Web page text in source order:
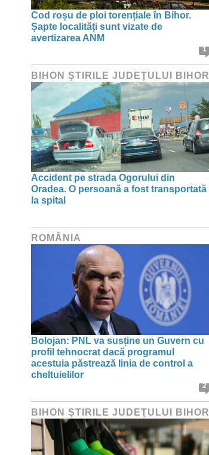
Cod roșu de ploi torențiale în Bihor.
Șapte localități sunt vizate de
avertizarea ANM
1
BIHON ŞTIRILE JUDEŢULUI BIHOR
Accident pe strada Ogorului din
Oradea. O persoană a fost transportată
la spital
ROMÂNIA
Bolojan: PNL va susține un Guvern cu
profil tehnocrat dacă programul
acestuia păstrează linia de control a
cheltuielilor
2
BIHON ŞTIRILE JUDEŢULUI BIHOR